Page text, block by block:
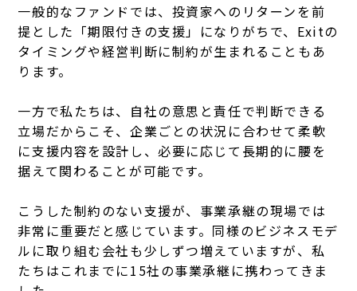
一般的なファンドでは、投資家へのリターンを前
提とした「期限付きの支援」になりがちで、Exitの
タイミングや経営判断に制約が生まれることもあ
ります。
一方で私たちは、自社の意思と責任で判断できる
立場だからこそ、企業ごとの状況に合わせて柔軟
に支援内容を設計し、必要に応じて 長期的に腰を
据えて関わることが可能です。
こうした制約のない支援が、事業承継の現場では
非常に重要だと感じています。同様のビジネスモデ
ルに取り組む会社も少しずつ増えていますが、私
たちはこれまでに15社の事業承継に携わってきま